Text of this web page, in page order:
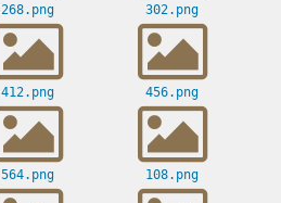
268.png 302.png
412.png 456.png
564.png 108.png